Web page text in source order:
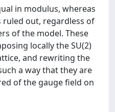
in modulus, whereas
ruled out, regardless of
of the model. These
locally the SU(2)
and rewriting the
a way that they are
of the gauge field on